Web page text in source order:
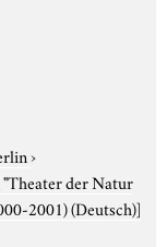
›
der Natur
2001) (Deutsch)]